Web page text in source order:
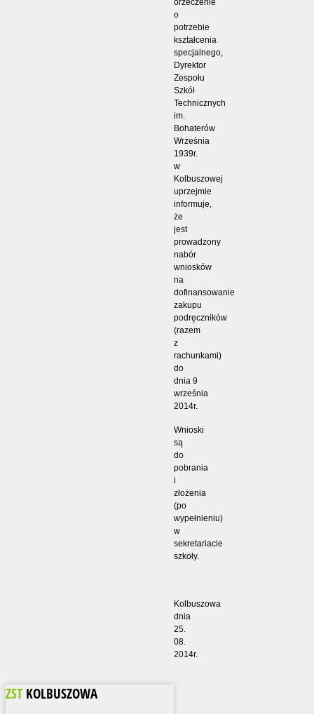
orzeczenie
o
potrzebie
kształcenia
specjalnego,
Dyrektor
Zespołu
Szkół
Technicznych
im.
Bohaterów
Września
1939r.
w
Kolbuszowej
uprzejmie
informuje,
że
jest
prowadzony
nabór
wniosków
na
dofinansowanie
zakupu
podręczników
(razem
z
rachunkami)
do
dnia 9
września
2014r.
Wnioski
są
do
pobrania
i
złożenia
(po
wypełnieniu)
w
sekretariacie
szkoły.
Kolbuszowa
dnia
25.
08.
2014r.
ZST KOLBUSZOWA